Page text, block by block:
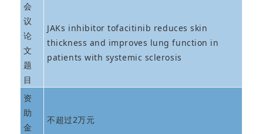
会
议
论
文
题
目
JAKs inhibitor tofacitinib reduces skin
thickness and improves lung function in
patients with systemic sclerosis
资
助
金
不超过2万元